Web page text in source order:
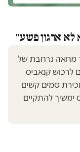
לא ארגון פשע"
מחאה נרחבת של
לרכוש קנאביס
סמים קשים
ימשיך להתקיים